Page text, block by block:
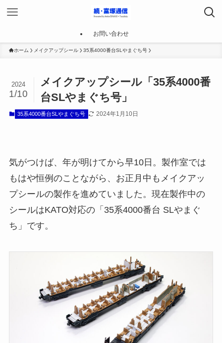
お問い合わせ
ホーム メイクアップシール 35系4000番台SLやまぐち号
メイクアップシール「35系4000番
台SLやまぐち号」
2024
1/10
35系4000番台SLやまぐち号 2024年1月10日
気がつけば、年が明けてから早10日。製作室では
もはや恒例のことながら、お正月中もメイクアッ
プシールの製作を進めていました。現在製作中の
シールはKATO対応の「35系4000番台 SLやまぐ
ち」です。